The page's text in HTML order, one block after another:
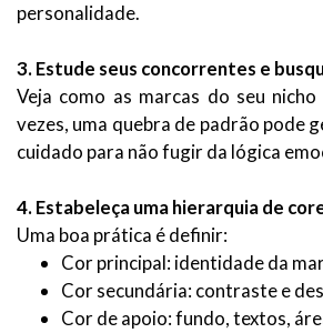
personalidade.
3. Estude seus concorrentes e
Veja como as marcas do seu
vezes, uma quebra de padrão pode
cuidado para não fugir da lógica
4. Estabeleça uma hierarquia de
Uma boa prática é definir:
Cor principal: identidade da
Cor secundária: contraste e
Cor de apoio: fundo, textos,